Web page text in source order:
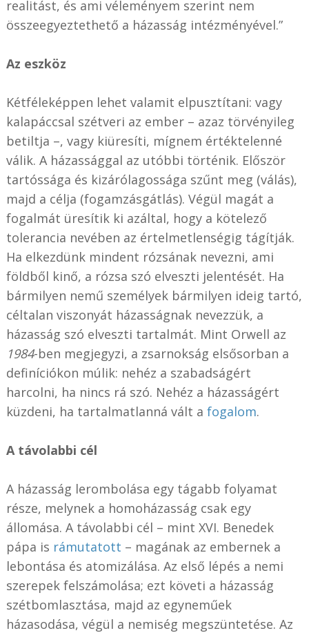
realitást, és ami véleményem szerint nem
összeegyeztethető a házasság intézményével.”
Az eszköz
Kétféleképpen lehet valamit elpusztítani: vagy
kalapáccsal szétveri az ember – azaz törvényileg
betiltja –, vagy kiüresíti, mígnem értéktelenné
válik. A házassággal az utóbbi történik. Először
tartóssága és kizárólagossága szűnt meg (válás),
majd a célja (fogamzásgátlás). Végül magát a
fogalmát üresítik ki azáltal, hogy a kötelező
tolerancia nevében az értelmetlenségig tágítják.
Ha elkezdünk mindent rózsának nevezni, ami
földből kinő, a rózsa szó elveszti jelentését. Ha
bármilyen nemű személyek bármilyen ideig tartó,
céltalan viszonyát házasságnak nevezzük, a
házasság szó elveszti tartalmát. Mint Orwell az
1984-ben megjegyzi, a zsarnokság elsősorban a
definíciókon múlik: nehéz a szabadságért
harcolni, ha nincs rá szó. Nehéz a házasságért
küzdeni, ha tartalmatlanná vált a fogalom.
A távolabbi cél
A házasság lerombolása egy tágabb folyamat
része, melynek a homoházasság csak egy
állomása. A távolabbi cél – mint XVI. Benedek
pápa is rámutatott – magának az embernek a
lebontása és atomizálása. Az első lépés a nemi
szerepek felszámolása; ezt követi a házasság
szétbomlasztása, majd az egyneműek
házasodása, végül a nemiség megszüntetése. Az